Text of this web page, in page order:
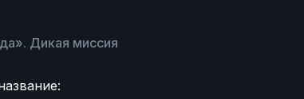
Дикая миссия